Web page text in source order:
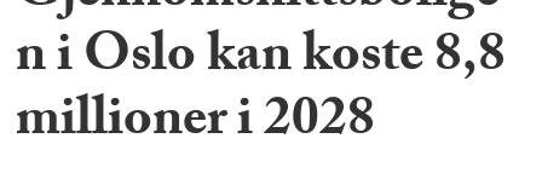
n i Oslo kan koste 8,8
millioner i 2028